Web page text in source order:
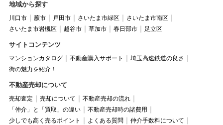
地域から探す
川口市 蕨市 戸田市 さいたま市緑区
さいたま市南区
さいたま市岩槻区
越谷市 草加市 春日部市 足立区
サイトコンテンツ
マンションカタログ 不動産購入サポート
埼玉高速鉄道の良さ
街の魅力を紹介！
不動産売却について
売却査定 売却について
不動産売却の流れ
「仲介」と「買取」の違い
不動産売却時の諸費用
少しでも高く売るポイント
よくある質問
仲介手数料について